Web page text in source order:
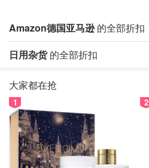
Amazon德国亚马逊的全部折扣
日用杂货的全部折扣
大家都在抢
1 2